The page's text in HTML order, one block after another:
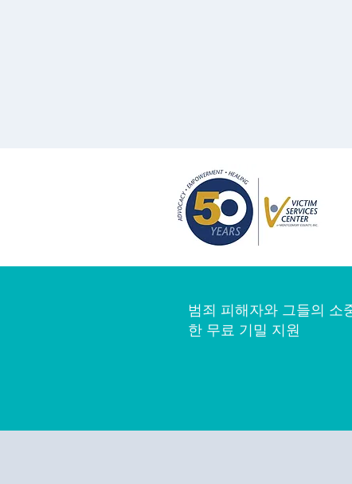
범죄 피해자와 그들의 소
한 무료 기밀 지원